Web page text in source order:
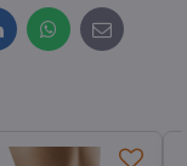
WhatsApp
E-
mail